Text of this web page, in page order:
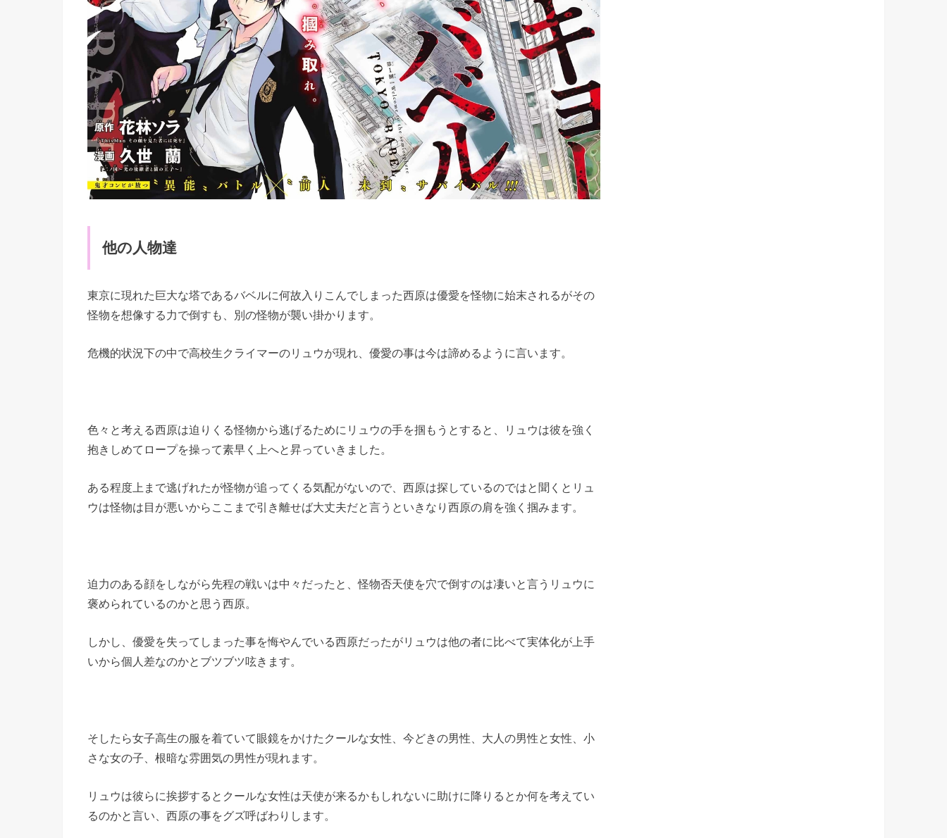
他の人物達
東京に現れた巨大な塔であるバベルに何故入りこんでしまった西原は優愛を怪物に始末されるがその
怪物を想像する力で倒すも、別の怪物が襲い掛かります。
危機的状況下の中で高校生クライマーのリュウが現れ、優愛の事は今は諦めるように言います。
色々と考える西原は迫りくる怪物から逃げるためにリュウの手を掴もうとすると、リュウは彼を強く
抱きしめてロープを操って素早く上へと昇っていきました。
ある程度上まで逃げれたが怪物が追ってくる気配がないので、西原は探しているのではと聞くとリュ
ウは怪物は目が悪いからここまで引き離せば大丈夫だと言うといきなり西原の肩を強く掴みます。
迫力のある顔をしながら先程の戦いは中々だったと、怪物否天使を穴で倒すのは凄いと言うリュウに
褒められているのかと思う西原。
しかし、優愛を失ってしまった事を悔やんでいる西原だったがリュウは他の者に比べて実体化が上手
いから個人差なのかとブツブツ呟きます。
そしたら女子高生の服を着ていて眼鏡をかけたクールな女性、今どきの男性、大人の男性と女性、小
さな女の子、根暗な雰囲気の男性が現れます。
リュウは彼らに挨拶するとクールな女性は天使が来るかもしれないに助けに降りるとか何を考えてい
るのかと言い、西原の事をグズ呼ばわりします。